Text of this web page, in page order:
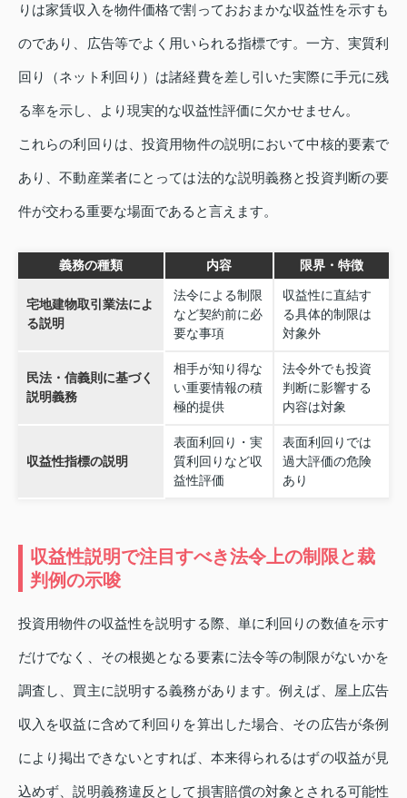
りは家賃収入を物件価格で割っておおまかな収益性を示すも
のであり、広告等でよく用いられる指標です。一方、実質利
回り（ネット利回り）は諸経費を差し引いた実際に手元に残
る率を示し、より現実的な収益性評価に欠かせません。
これらの利回りは、投資用物件の説明において中核的要素で
あり、不動産業者にとっては法的な説明義務と投資判断の要
件が交わる重要な場面であると言えます。
義務の種類 内容 限界・特徴
宅地建物取引業法によ
る説明
法令による制限
など契約前に必
要な事項
収益性に直結す
る具体的制限は
対象外
民法・信義則に基づく
説明義務
相手が知り得な
い重要情報の積
極的提供
法令外でも投資
判断に影響する
内容は対象
収益性指標の説明
表面利回り・実
質利回りなど収
益性評価
表面利回りでは
過大評価の危険
あり
収益性説明で注目すべき法令上の制限と裁
判例の示唆
投資用物件の収益性を説明する際、単に利回りの数値を示す
だけでなく、その根拠となる要素に法令等の制限がないかを
調査し、買主に説明する義務があります。例えば、屋上広告
収入を収益に含めて利回りを算出した場合、その広告が条例
により掲出できないとすれば、本来得られるはずの収益が見
込めず、説明義務違反として損害賠償の対象とされる可能性